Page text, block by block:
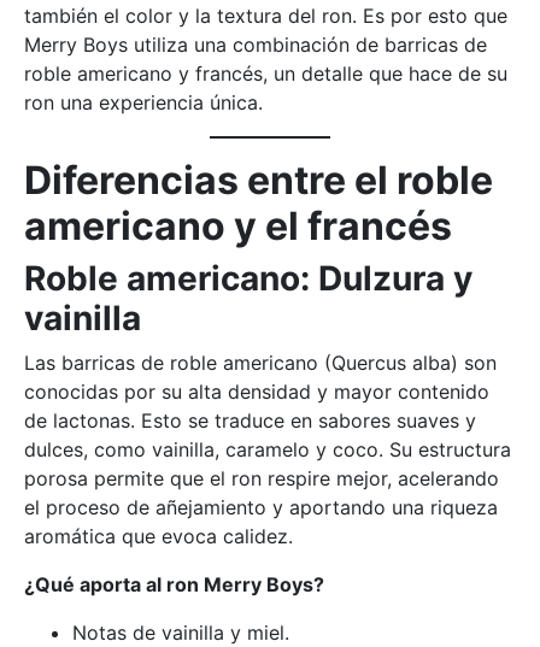
también el color y la textura del ron. Es por esto que
Merry Boys utiliza una combinación de barricas de
roble americano y francés, un detalle que hace de su
ron una experiencia única​​.
Diferencias entre el roble
americano y el francés
Roble americano: Dulzura y
vainilla
Las barricas de roble americano (Quercus alba) son
conocidas por su alta densidad y mayor contenido
de lactonas. Esto se traduce en sabores suaves y
dulces, como vainilla, caramelo y coco. Su estructura
porosa permite que el ron respire mejor, acelerando
el proceso de añejamiento y aportando una riqueza
aromática que evoca calidez.
¿Qué aporta al ron Merry Boys?
Notas de vainilla y miel.